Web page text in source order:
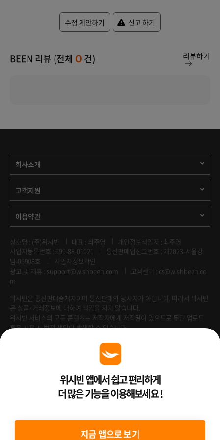
수정 제안하기 신고 하기
BEEN 리뷰 (전체 0 건) 리뷰하기
회사소개
고객지원
이용약관
상호명 : (주)위시빈 대표 : 최주영
개인정보책임자 : 최주영
사업자등록번호 : 599-88-01021
통신판매업신고번호 : 제2023-서울강
남-05908호
사업자정보확인
광고 및 제휴 : support@wishbeen.com
고객센터 : cs@wishbeen.co
m
위시빈은 통신판매중개자이며 통신판매의 당사자가 아닙니다. 따라서 위시빈
은 상품·거래정보에 대하여 책임을 지지 않습니다.
위시빈 서비스의 모든 콘텐츠는 저작자에게 저작권이 있으므로 무단 업로드
혹은 사용 시 법적 책임이 발생할 수 있습니다.
Venture Enterprise위시빈 앱에서 쉽고 편리하게
더 많은 기능을 이용해보세요 !
지금 앱으로 보기